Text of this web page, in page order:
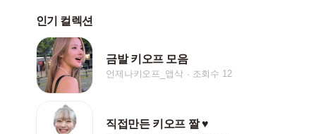
인기 컬렉션
금발 키오프 모음
언제나키오프_앱삭 조회수 12
직접만든 키오프 짤 ♥